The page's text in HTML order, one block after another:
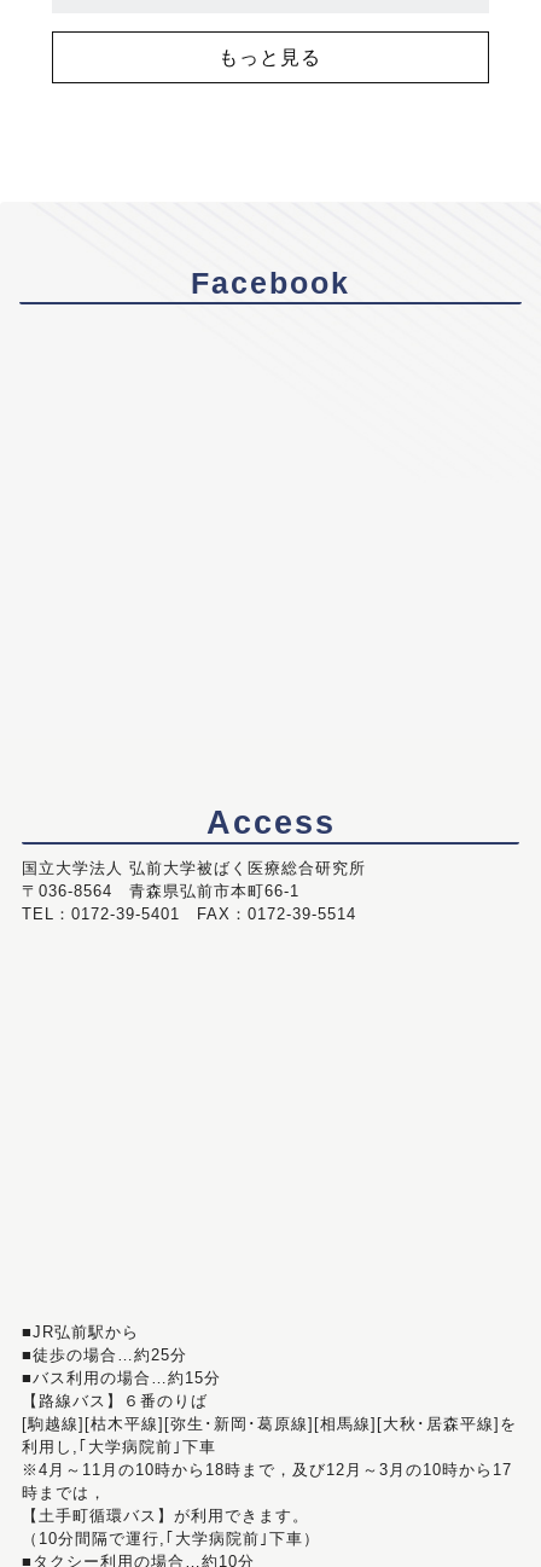
もっと見る
Facebook
Access
国立大学法人 弘前大学被ばく医療総合研究所
〒036-8564 青森県弘前市本町66-1
TEL：0172-39-5401 FAX：0172-39-5514
■JR弘前駅から
■徒歩の場合…約25分
■バス利用の場合…約15分
【路線バス】６番のりば
[駒越線][枯木平線][弥生･新岡･葛原線][相馬線][大秋･居森平線]を
利用し,｢大学病院前｣下車
※4月～11月の10時から18時まで，及び12月～3月の10時から17
時までは，
【土手町循環バス】が利用できます。
（10分間隔で運行,｢大学病院前｣下車）
■タクシー利用の場合…約10分